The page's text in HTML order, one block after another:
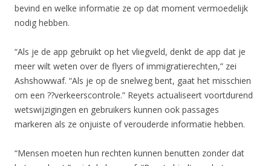
bevind en welke informatie ze op dat moment vermoedelijk
nodig hebben.
“Als je de app gebruikt op het vliegveld, denkt de app dat je
meer wilt weten over de flyers of immigratierechten,” zei
Ashshowwaf. “Als je op de snelweg bent, gaat het misschien
om een ??verkeerscontrole.” Reyets actualiseert voortdurend
wetswijzigingen en gebruikers kunnen ook passages
markeren als ze onjuiste of verouderde informatie hebben.
“Mensen moeten hun rechten kunnen benutten zonder dat